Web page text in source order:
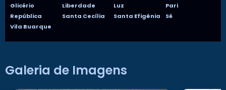
Glicério
Liberdade Luz
Pari
República
Santa Cecília Santa Efigênia
Sé
Vila Buarque
Galeria de Imagens